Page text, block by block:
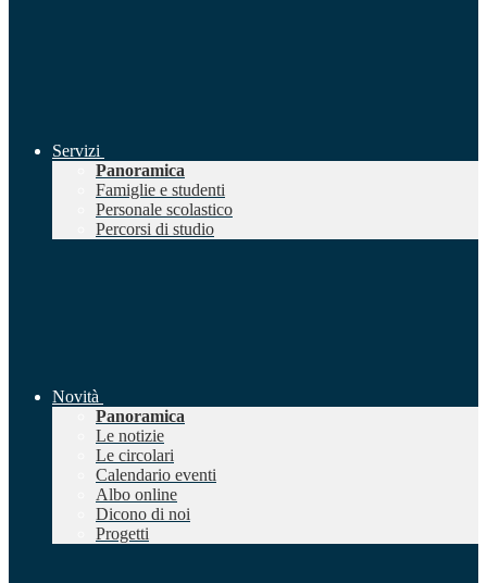
Servizi
Panoramica
Famiglie e studenti
Personale scolastico
Percorsi di studio
Novità
Panoramica
Le notizie
Le circolari
Calendario eventi
Albo online
Dicono di noi
Progetti